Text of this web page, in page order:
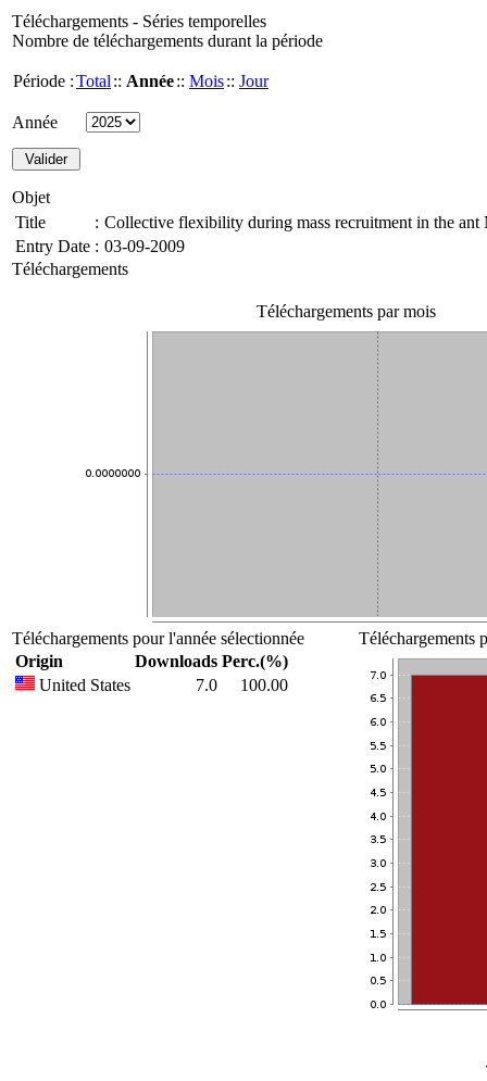
Téléchargements - Séries temporelles
Nombre de téléchargements durant la période
Période :Total :: Année:: Mois:: Jour
Année
Objet
Title
: Collective flexibility during mass recruitment in the
Entry Date : 03-09-2009
Téléchargements
Téléchargements par mois
Téléchargements pour l'année sélectionnée
Origin
Downloads Perc.(%)
United States
7.0 100.00
Téléchargements